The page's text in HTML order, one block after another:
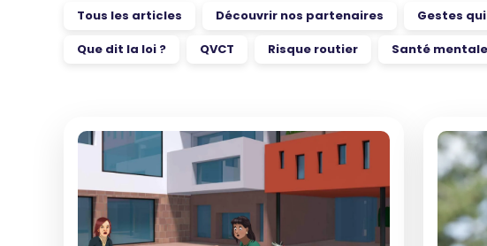
Tous les articles Découvrir nos partenaires Gestes
Que dit la loi ?
QVCT Risque routier Santé mentale